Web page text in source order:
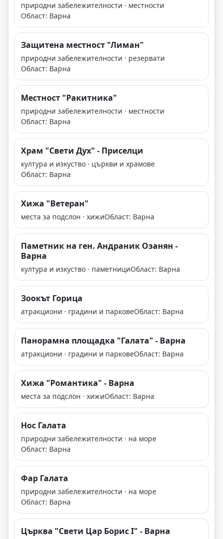
природни забележителности · местности
Област: Варна
Защитена местност "Лиман"
природни забележителности · резервати
Област: Варна
Местност "Ракитника"
природни забележителности · местности
Област: Варна
Храм "Свети Дух" - Приселци
култура и изкуство · църкви и храмове
Област: Варна
Хижа "Ветеран"
места за подслон · хижиОбласт: Варна
Паметник на ген. Андраник Озанян -
Варна
култура и изкуство · паметнициОбласт: Варна
Зоокът Горица
атракциони · градини и парковеОбласт: Варна
Панорамна площадка "Галата" - Варна
атракциони · градини и парковеОбласт: Варна
Хижа "Романтика" - Варна
места за подслон · хижиОбласт: Варна
Нос Галата
природни забележителности · на море
Област: Варна
Фар Галата
природни забележителности · на море
Област: Варна
Църква "Свети Цар Борис I" - Варна